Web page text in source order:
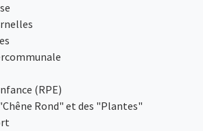
(RPE)
Rond" et des "Plantes"